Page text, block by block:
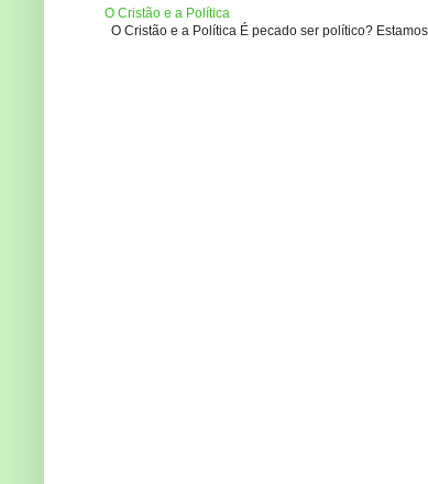
O Cristão e a Política
O Cristão e a Política É pecado ser político?